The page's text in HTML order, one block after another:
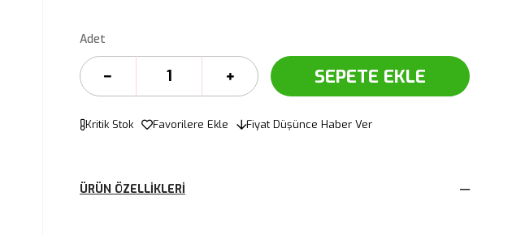
Adet
Kritik Stok Favorilere Ekle Fiyat Düşünce Haber Ver
ÜRÜN ÖZELLIKLERI